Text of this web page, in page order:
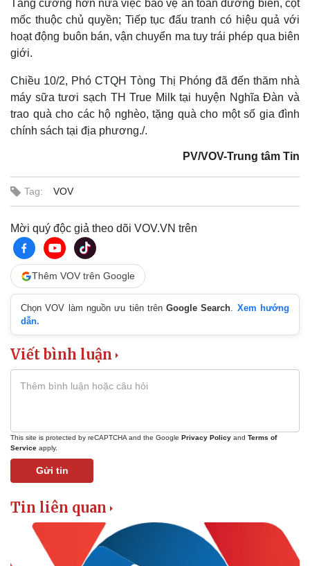
Thế giới
Hồ sơ
Multimedia
Infographic
Tăng cường hơn nữa việc bảo vệ an toàn đường biên, cột
mốc thuộc chủ quyền; Tiếp tục đấu tranh có hiệu quả với
hoạt động buôn bán, vận chuyển ma tuy trái phép qua biên
giới.
Chiều 10/2, Phó CTQH Tòng Thị Phóng đã đến thăm nhà
máy sữa tươi sạch TH True Milk tại huyện Nghĩa Đàn và
trao quà cho các hộ nghèo, tặng quà cho một số gia đình
chính sách tại địa phương./.
PV/VOV-Trung tâm Tin
Tag: VOV
Mời quý độc giả theo dõi VOV.VN trên
Thêm VOV trên Google
Chọn VOV làm nguồn ưu tiên trênGoogle Search. Xem hướng
dẫn.
Viết bình luận
This site is protected by reCAPTCHA and the Google Privacy Policy and Terms of
Service apply.
Gửi tin
Tin liên quan